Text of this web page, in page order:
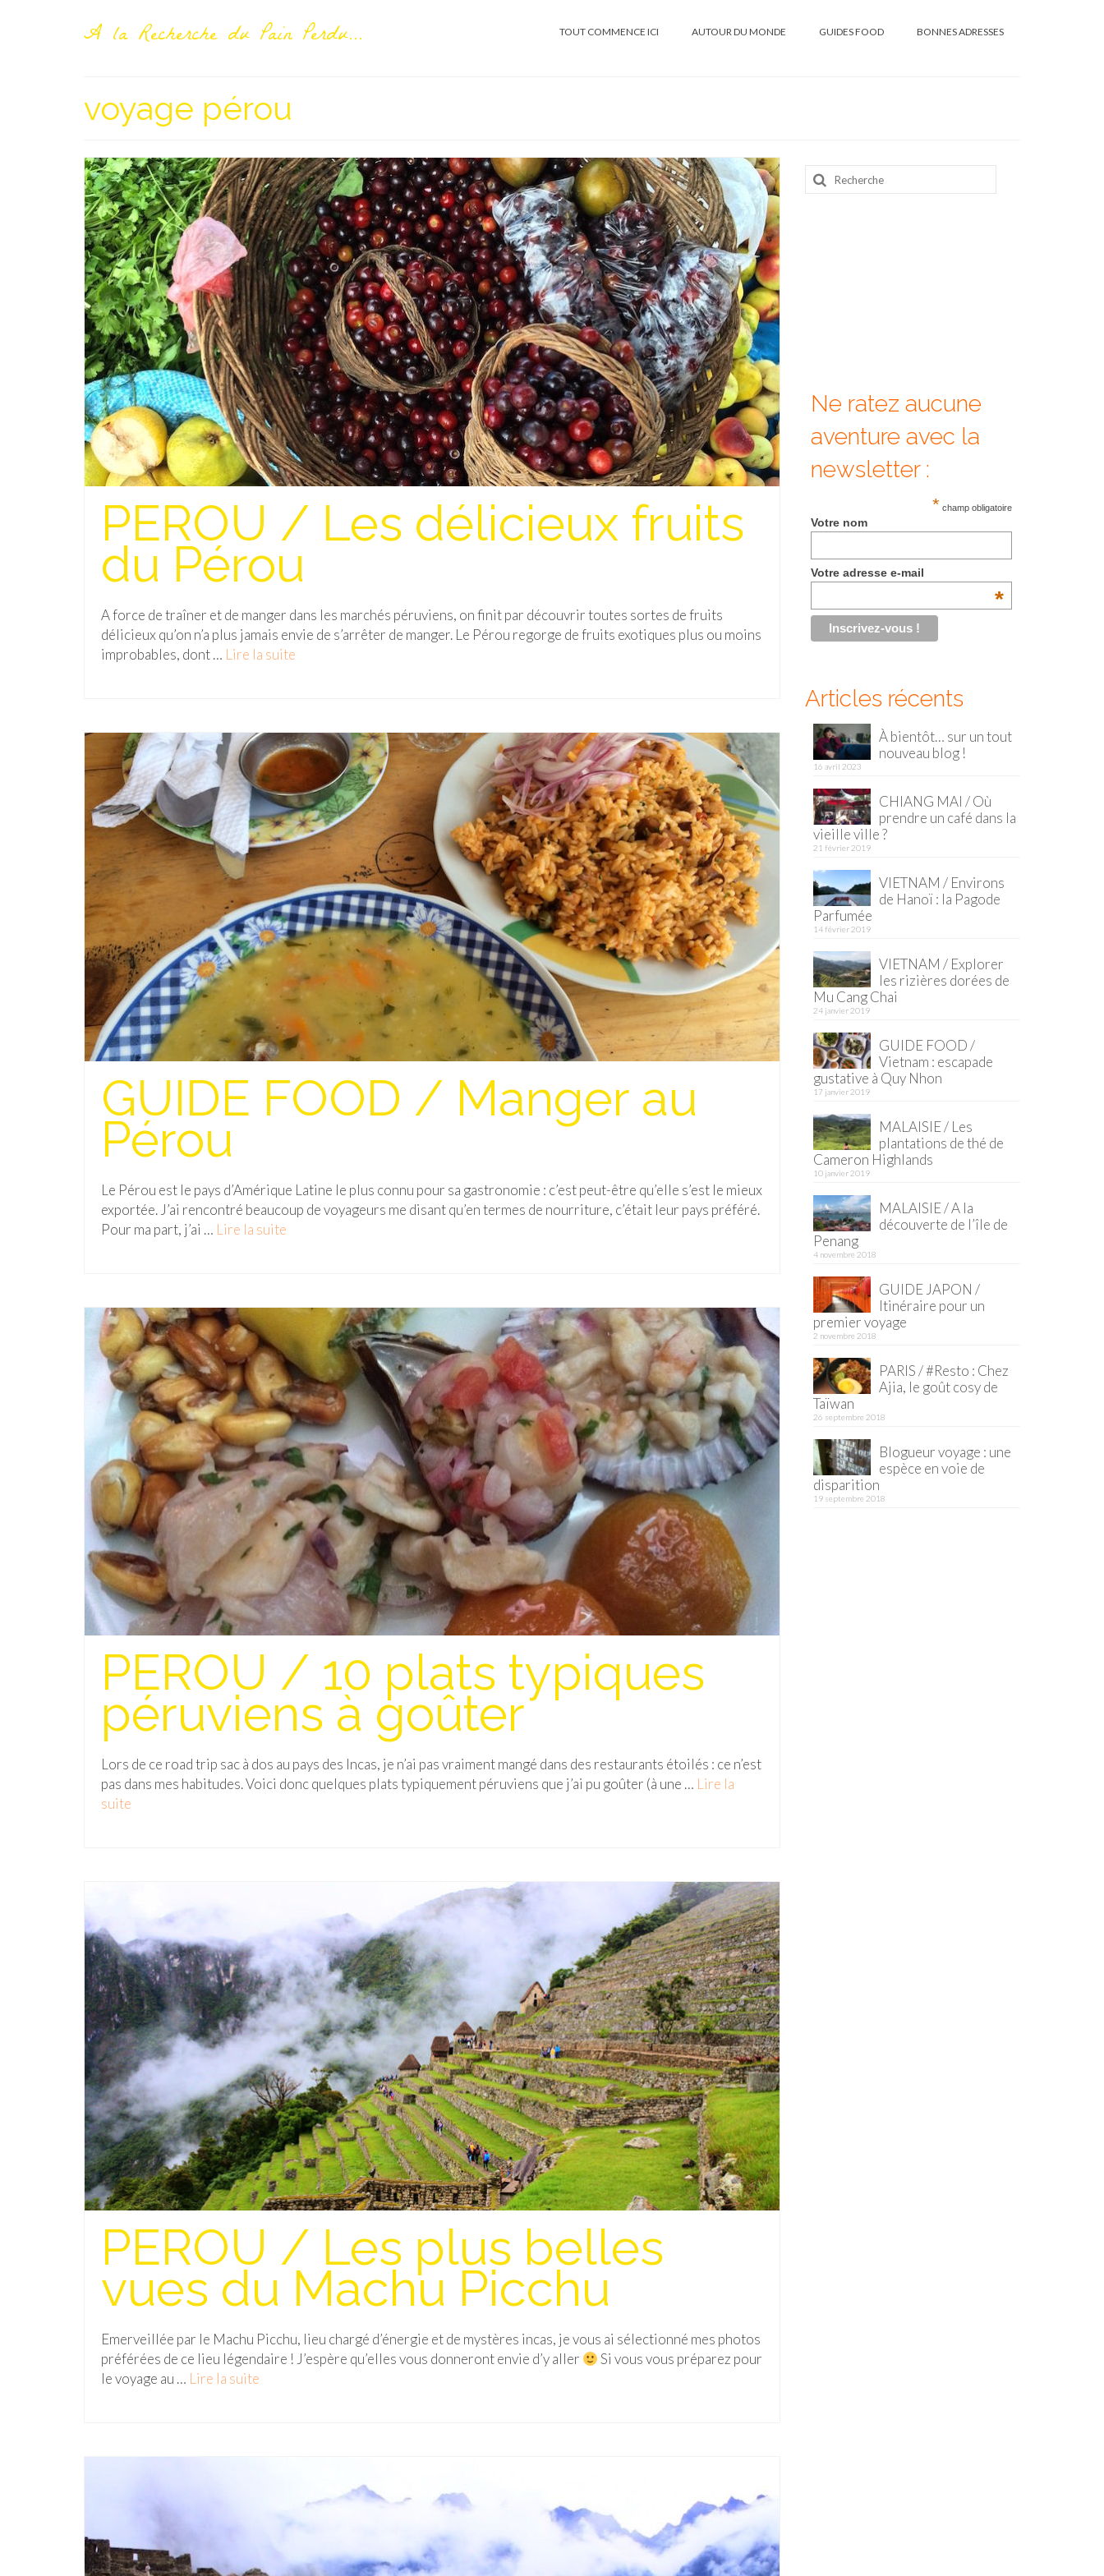
A la Recherche du Pain Perdu... TOUT COMMENCE ICI AUTOUR DU MONDE GUIDES FOOD BONNES ADRESSES
voyage pérou
PEROU / Les délicieux fruits
du Pérou
A force de traîner et de manger dans les marchés péruviens, on finit par découvrir toutes sortes de fruits
délicieux qu’on n’a plus jamais envie de s’arrêter de manger. Le Pérou regorge de fruits exotiques plus ou moins
improbables, dont … Lire la suite­­
GUIDE FOOD / Manger au
Pérou
Le Pérou est le pays d’Amérique Latine le plus connu pour sa gastronomie : c’est peut-être qu’elle s’est le mieux
exportée. J’ai rencontré beaucoup de voyageurs me disant qu’en termes de nourriture, c’était leur pays préféré.
Pour ma part, j’ai … Lire la suite­­
PEROU / 10 plats typiques
péruviens à goûter
Lors de ce road trip sac à dos au pays des Incas, je n’ai pas vraiment mangé dans des restaurants étoilés : ce n’est
pas dans mes habitudes. Voici donc quelques plats typiquement péruviens que j’ai pu goûter (à une … Lire la
suite­­
PEROU / Les plus belles
vues du Machu Picchu
Emerveillée par le Machu Picchu, lieu chargé d’énergie et de mystères incas, je vous ai sélectionné mes photos
préférées de ce lieu légendaire ! J’espère qu’elles vous donneront envie d’y aller
Si vous vous préparez pour
le voyage au … Lire la suite­­
Rechercher
:
Ne ratez aucune
aventure avec la
newsletter :
* champ obligatoire
Votre nom
Votre adresse e-mail
*
Articles récents
À bientôt… sur un tout
nouveau blog !
16 avril 2023
CHIANG MAI / Où
prendre un café dans la
vieille ville ?
21 février 2019
VIETNAM / Environs
de Hanoï : la Pagode
Parfumée
14 février 2019
VIETNAM / Explorer
les rizières dorées de
Mu Cang Chai
24 janvier 2019
GUIDE FOOD /
Vietnam : escapade
gustative à Quy Nhon
17 janvier 2019
MALAISIE / Les
plantations de thé de
Cameron Highlands
10 janvier 2019
MALAISIE / A la
découverte de l’île de
Penang
4 novembre 2018
GUIDE JAPON /
Itinéraire pour un
premier voyage
2 novembre 2018
PARIS / #Resto : Chez
Ajia, le goût cosy de
Taïwan
26 septembre 2018
Blogueur voyage : une
espèce en voie de
disparition
19 septembre 2018